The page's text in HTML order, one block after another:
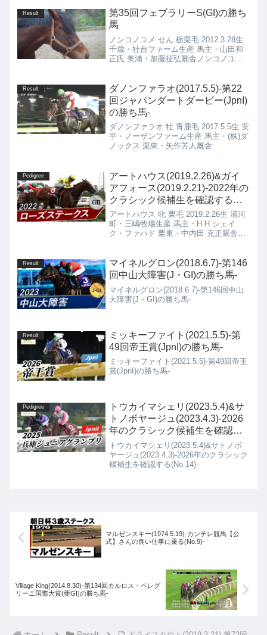
Result
第35回フェブラリーS(GI)の勝ち
馬
ノンコノユメ せん 栃栗毛 2012.3.28生
千歳・社台ファーム生産 馬主・山田和
正氏 美浦・加藤征弘厩舎ノンコノユメ
ーティナイナー栗毛 ...
Result
ダノンファラオ(2017.5.5)-第22
回ジャパンダートダービー(JpnI)
の勝ち馬-
ダノンファラオ 牡 青鹿毛 2017.5.5生 安
平・ノーザンファーム生産 馬主・(株)ダ
ノックス 栗東・矢作芳人厩舎
Pedigree
アートハウス(2019.2.26)&ガイ
アフォース(2019.2.21)-2022年の
クラシック候補生を確認する
(No.35)-
アートハウス 牝 栗毛 2019.2.26生 浦河
町・三嶋牧場生産 馬主・H.H.シェイ
ク・ファハド 栗東・中内田 充正厩舎ガ
ン 栗東・杉山 晴紀厩舎
Result
マイネルグロン(2018.6.7)-第146
回中山大障害(J・GI)の勝ち馬-
マイネルグロン(2018.6.7)-第146回中山
大障害(J・GI)の勝ち馬-
Result
ミッキーファイト(2021.5.5)-第
49回帝王賞(JpnI)の勝ち馬-
ミッキーファイト(2021.5.5)-第49回帝王
賞(JpnI)の勝ち馬-
Pedigree
トウカイマシェリ(2023.5.4)&サ
トノボヤージュ(2023.4.3)-2026
年のクラシック候補生を確認す
る(No.14)-
トウカイマシェリ(2023.5.4)&サトノボ
ヤージュ(2023.4.3)-2026年のクラシック
候補生を確認する(No.14)-
マルゼンスキー(1974.5.19)-カンテレ競馬【公
式】さんの良い仕事に乗る(No.9)-
Village King(2014.8.30)-第134回カルロス・ペレグ
リーニ国際大賞(亜GI)の勝ち馬-